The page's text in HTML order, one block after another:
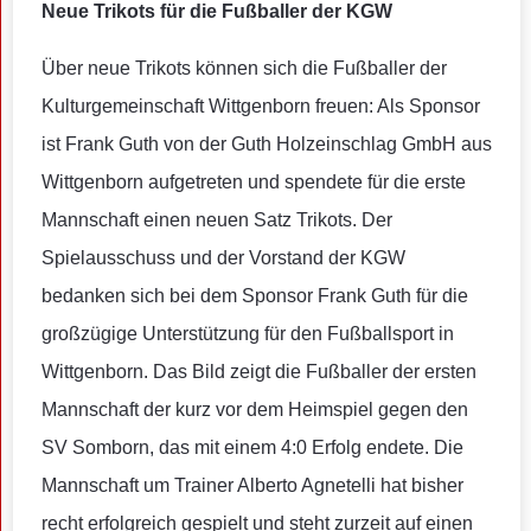
Neue Trikots für die Fußballer der KGW
Über neue Trikots können sich die Fußballer der
Kulturgemeinschaft Wittgenborn freuen: Als Sponsor
ist Frank Guth von der Guth Holzeinschlag GmbH aus
Wittgenborn aufgetreten und spendete für die erste
Mannschaft einen neuen Satz Trikots. Der
Spielausschuss und der Vorstand der KGW
bedanken sich bei dem Sponsor Frank Guth für die
großzügige Unterstützung für den Fußballsport in
Wittgenborn. Das Bild zeigt die Fußballer der ersten
Mannschaft der kurz vor dem Heimspiel gegen den
SV Somborn, das mit einem 4:0 Erfolg endete. Die
Mannschaft um Trainer Alberto Agnetelli hat bisher
recht erfolgreich gespielt und steht zurzeit auf einen